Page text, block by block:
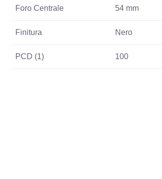
Foro Centrale 54 mm
Finitura Nero
PCD (1) 100